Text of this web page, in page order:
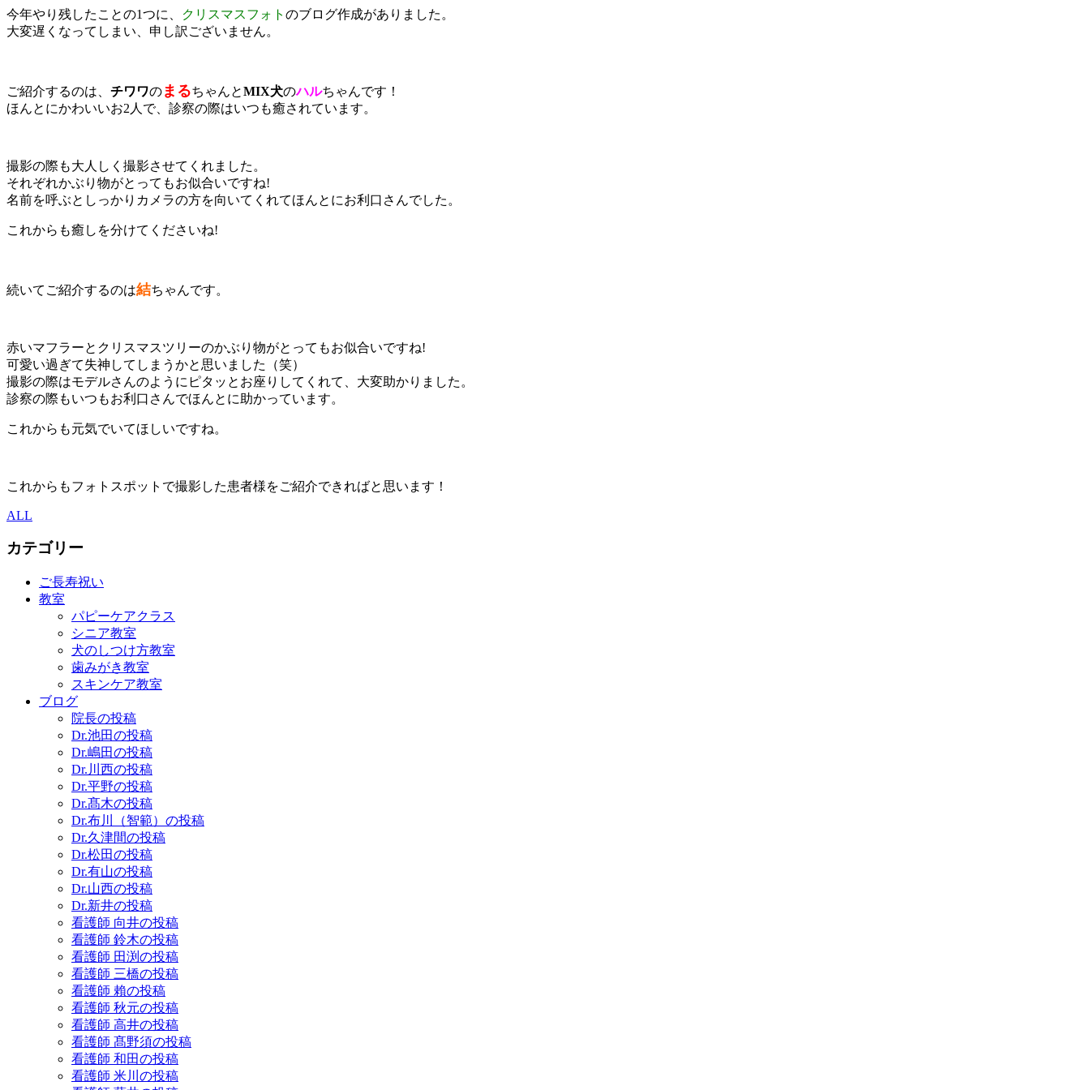
今年やり残したことの1つに、 クリスマスフォト のブログ作成がありました。
大変遅くなってしまい、申し訳ございません。
ご紹介するのは、 チワワのまるちゃんとMIX犬のハルちゃんです！
ほんとにかわいいお2人で、診察の際はいつも癒されています。
撮影の際も大人しく撮影させてくれました。
それぞれかぶり物がとってもお似合いですね!
名前を呼ぶとしっかりカメラの方を向いてくれてほんとにお利口さんでした。
これからも癒しを分けてくださいね!
続いてご紹介するのは結ちゃんです。
赤いマフラーとクリスマスツリーのかぶり物がとってもお似合いですね!
可愛い過ぎて失神してしまうかと思いました（笑）
撮影の際はモデルさんのようにピタッとお座りしてくれて、大変助かりました。
診察の際もいつもお利口さんでほんとに助かっています。
これからも元気でいてほしいですね。
これからもフォトスポットで撮影した患者様をご紹介できればと思います！
ALL
カテゴリー
ご長寿祝い
教室
パピーケアクラス
シニア教室
犬のしつけ方教室
歯みがき教室
スキンケア教室
ブログ
院長の投稿
Dr.池田の投稿
Dr.嶋田の投稿
Dr.川西の投稿
Dr.平野の投稿
Dr.髙木の投稿
Dr.布川（智範）の投稿
Dr.久津間の投稿
Dr.松田の投稿
Dr.有山の投稿
Dr.山西の投稿
Dr.新井の投稿
看護師 向井の投稿
看護師 鈴木の投稿
看護師 田渕の投稿
看護師 三橋の投稿
看護師 賴の投稿
看護師 秋元の投稿
看護師 高井の投稿
看護師 髙野須の投稿
看護師 和田の投稿
看護師 米川の投稿